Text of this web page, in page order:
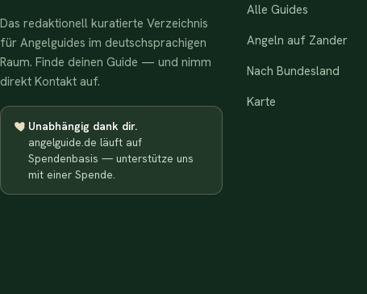
Das redaktionell kuratierte Verzeichnis
für Angelguides im deutschsprachigen
Raum. Finde deinen Guide — und nimm
direkt Kontakt auf.
Unabhängig dank dir.
angelguide.de läuft auf
Spendenbasis — unterstütze uns
mit einer Spende.
Alle Guides
Angeln auf Zander
Nach Bundesland
Karte